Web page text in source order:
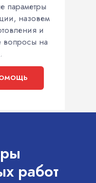
параметры
назовем
и
вопросы на
работ